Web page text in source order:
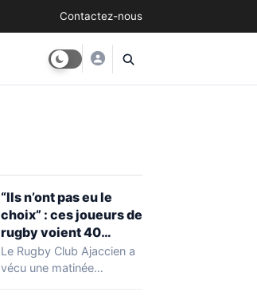
Contactez-nous
“Ils n’ont pas eu le
choix” : ces joueurs de
rugby voient 40
caravanes de gens du
voyage s’installer
Le Rugby Club Ajaccien a
vécu une matinée